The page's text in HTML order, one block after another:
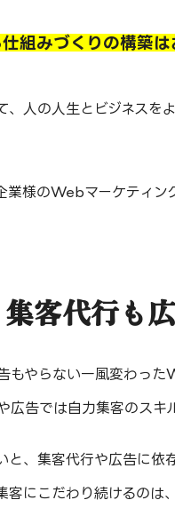
組みづくりの構築
、人の人生とビジネス
業様のWebマーケティ
集客代行も
もやらない一風変わった
広告では自力集客のスキ
と、集客代行や広告に依
客にこだわり続けるのは